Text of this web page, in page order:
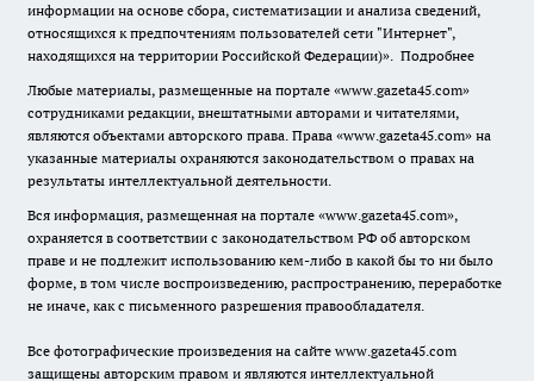
информации на основе сбора, систематизации и анализа сведений,
относящихся к предпочтениям пользователей сети "Интернет",
находящихся на территории Российской Федерации)». Подробнее
Любые материалы, размещенные на портале «www.gazeta45.com»
сотрудниками редакции, внештатными авторами и читателями,
являются объектами авторского права. Права «www.gazeta45.com» на
указанные материалы охраняются законодательством о правах на
результаты интеллектуальной деятельности.
Вся информация, размещенная на портале «www.gazeta45.com»,
охраняется в соответствии с законодательством РФ об авторском
праве и не подлежит использованию кем-либо в какой бы то ни было
форме, в том числе воспроизведению, распространению, переработке
не иначе, как с письменного разрешения правообладателя.
Все фотографические произведения на сайте www.gazeta45.com
защищены авторским правом и являются интеллектуальной